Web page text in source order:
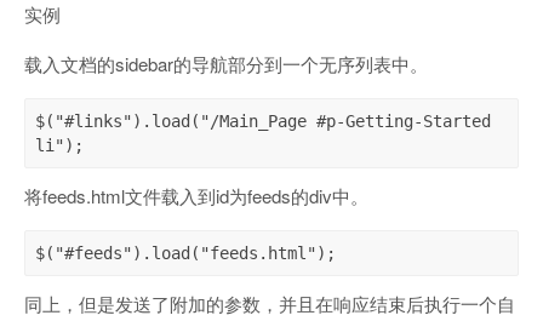
实例
载入文档的sidebar的导航部分到一个无序列表中。
$("#links").load("/Main_Page #p-Getting-Started
li");
将feeds.html文件载入到id为feeds的div中。
$("#feeds").load("feeds.html");
同上，但是发送了附加的参数，并且在响应结束后执行一个自